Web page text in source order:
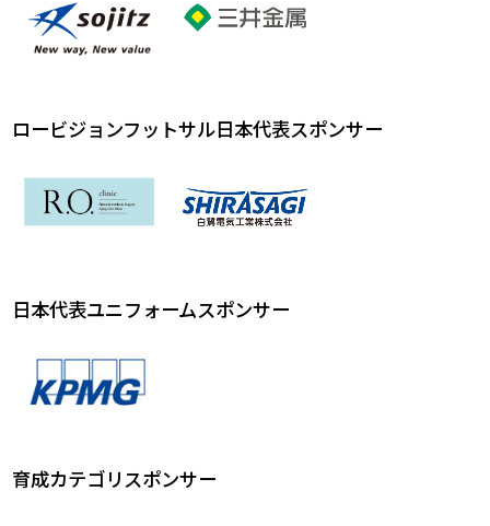
ロービジョンフットサル日本代表スポンサー
日本代表ユニフォームスポンサー
育成カテゴリスポンサー